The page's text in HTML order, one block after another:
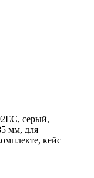
серый,
мм, для
кейс